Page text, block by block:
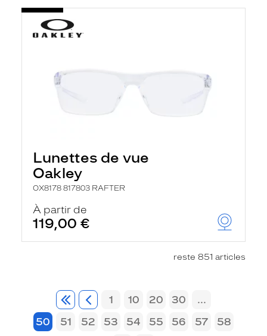
Lunettes de vue
Oakley
OX8178 817803 RAFTER
À partir de
119,00 €
reste 851 articles
1 10 20 30
...
50
51 52 53 54 55 56 57
58